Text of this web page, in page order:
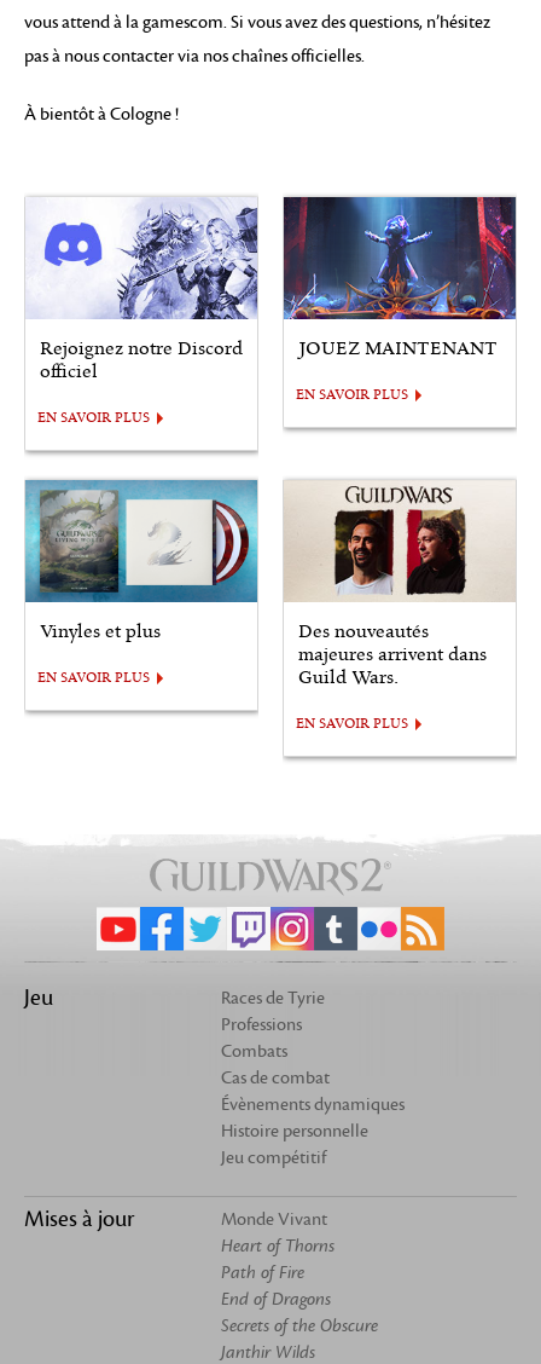
vous attend à la gamescom. Si vous avez des questions, n’hésitez
pas à nous contacter via nos chaînes officielles.
À bientôt à Cologne !
Rejoignez notre Discord
officiel
EN SAVOIR PLUS
JOUEZ MAINTENANT
EN SAVOIR PLUS
Vinyles et plus
EN SAVOIR PLUS
Des nouveautés
majeures arrivent dans
Guild Wars.
EN SAVOIR PLUS
Jeu
Races de Tyrie
Professions
Combats
Cas de combat
Évènements dynamiques
Histoire personnelle
Jeu compétitif
Mises à jour
Monde Vivant
Heart of Thorns
Path of Fire
End of Dragons
Secrets of the Obscure
Janthir Wilds